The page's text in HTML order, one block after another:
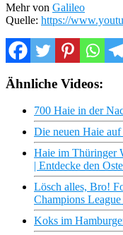
Mehr von Galileo
Quelle: https://
Ähnliche Videos:
700 Haie in der
Die neuen Haie
Haie im Thüringer
| Entdecke den
Lösch alles, Bro!
Champions
Koks im